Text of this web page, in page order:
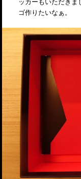
ゴ作りたいなぁ。